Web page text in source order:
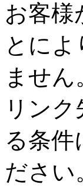
お客様
とに
ません
リン
る条件
ださい